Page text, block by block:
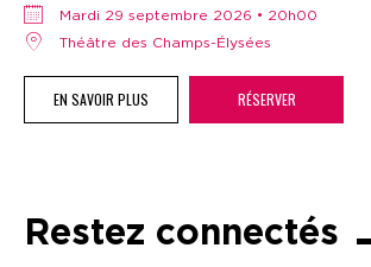
mardi 29 septembre 2026 • 20h00
Théâtre des Champs-Élysées
EN SAVOIR PLUS RÉSERVER
Restez connectés